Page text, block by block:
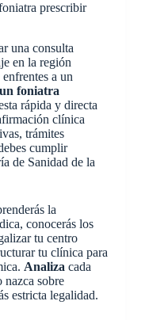
prescribir
una consulta
en la región
a un
foniatra
rápida y directa
clínica
trámites
cumplir
de Sanidad de la
la
conocerás los
tu centro
tu clínica para
Analiza cada
nazca sobre
estricta legalidad.